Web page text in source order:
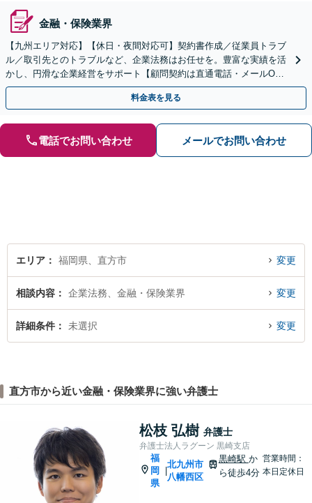
金融・保険業界
【九州エリア対応】【休日・夜間対応可】契約書作成／従業員トラブ
ル／取引先とのトラブルなど、企業法務はお任せを。豊富な実績を活
かし、円滑な企業経営をサポート【顧問契約は直通電話・メールO
K】【不動産・介護業界に精通】手ごろなな料金プランあり
料金表を見る
電話でお問い合わせ メールでお問い合わせ
エリア 福岡県、直方市 変更
相談内容 企業法務、金融・保険業界 変更
詳細条件 未選択 変更
直方市から近い金融・保険業界に強い弁護士
松枝 弘樹 弁護士
弁護士法人ラグーン 黒崎支店
福
岡
県
|
北九州市
八幡西区
黒崎駅 か
ら徒歩4分
営業時間：
本日定休日